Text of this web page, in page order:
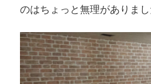
のはちょっと無理がありまし